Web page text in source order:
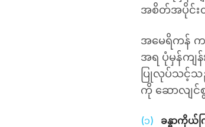
အစိတ်အပိုင်းတ
အမေရိကန် ကလ
အရ ပုံမှန်ကျန်
ပြုလုပ်သင့်သ
ကို ဆောလျင်
ခန္ဓာကိုယ်